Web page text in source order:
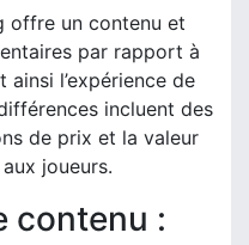
offre un contenu et
par rapport à
ainsi l’expérience de
incluent des
de prix et la valeur
joueurs.
contenu :